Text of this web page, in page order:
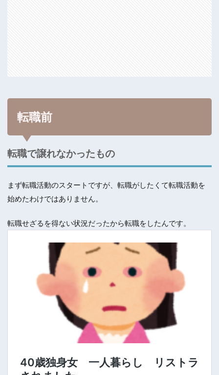
転職前
転職で譲れなかったもの
まず転職活動のスタートですが、転職がしたくて転職活動を
始めたわけではありません。
転職せざるを得ない状況だったから転職をしたんです。